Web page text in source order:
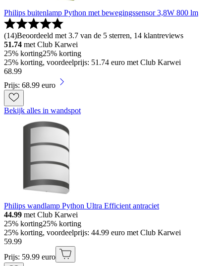
Philips buitenlamp Python met bewegingssensor 3,8W 800 lm
(14)Beoordeeld met 3.7 van de 5 sterren, 14 klantreviews
51.74 met Club Karwei
25% korting25% korting
25% korting, voordeelprijs: 51.74 euro met Club Karwei
68.99
Prijs: 68.99 euro
Bekijk alles in wandspot
Philips wandlamp Python Ultra Efficient antraciet
44.99 met Club Karwei
25% korting25% korting
25% korting, voordeelprijs: 44.99 euro met Club Karwei
59.99
Prijs: 59.99 euro